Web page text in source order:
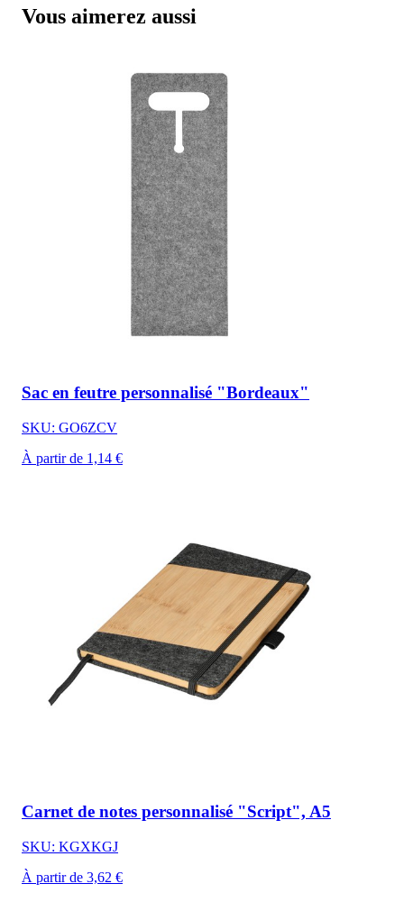
Vous aimerez aussi
Sac en feutre personnalisé "Bordeaux"
SKU: GO6ZCV
À partir de 1,14 €
Carnet de notes personnalisé "Script", A5
SKU: KGXKGJ
À partir de 3,62 €